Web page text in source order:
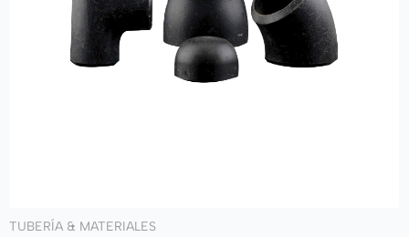
TUBERÍA & MATERIALES